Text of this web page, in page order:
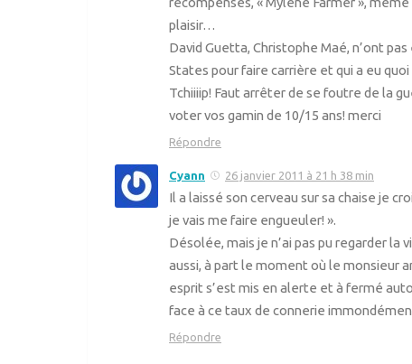
plaisir…
David Guetta, Christophe Maé, n’ont
States pour faire carrière et qui a eu
Tchiiiip! Faut arrêter de se foutre de la
voter vos gamin de 10/15 ans! merci
Répondre
Cyann 26 janvier 2011 à 21 h 38 min
Il a laissé son cerveau sur sa chaise je
je vais me faire engueuler! ».
Désolée, mais je n’ai pas pu regarder
aussi, à part le moment où le monsieur
esprit s’est mis en alerte et à fermé
face à ce taux de connerie
Répondre